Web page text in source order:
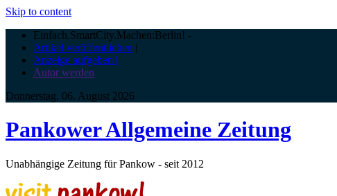
Skip to content
Einfach.SmartCity.Machen:Berlin! -
Artikel veröffentlichen |
Anzeige aufgeben |
Autor werden
Donnerstag, 06. August 2026
Pankower Allgemeine Zeitung
Unabhängige Zeitung für Pankow - seit 2012